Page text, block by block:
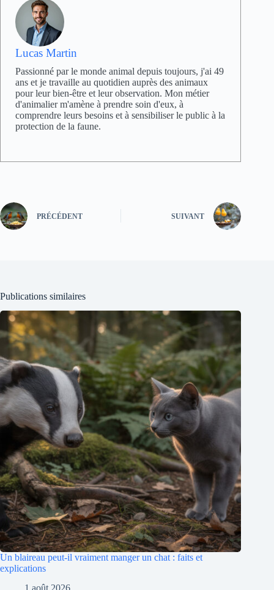
Lucas Martin
Passionné par le monde animal depuis toujours, j'ai 49
ans et je travaille au quotidien auprès des animaux
pour leur bien-être et leur observation. Mon métier
d'animalier m'amène à prendre soin d'eux, à
comprendre leurs besoins et à sensibiliser le public à la
protection de la faune.
PRÉCÉDENT SUIVANT
Publications similaires
Un blaireau peut-il vraiment manger un chat : faits et
explications